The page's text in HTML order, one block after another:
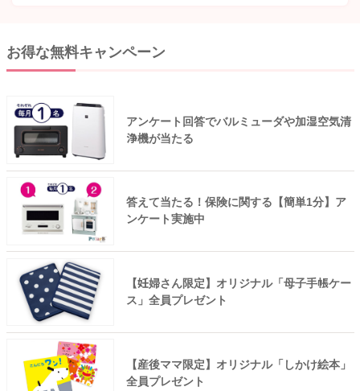
お得な無料キャンペーン
アンケート回答でバルミューダや加湿空気清
浄機が当たる
答えて当たる！保険に関する【簡単1分】ア
ンケート実施中
【妊婦さん限定】オリジナル「母子手帳ケー
ス」全員プレゼント
【産後ママ限定】オリジナル「しかけ絵本」
全員プレゼント